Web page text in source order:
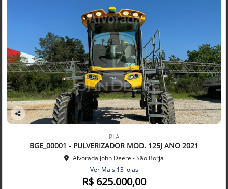
Co
PLA
BGE_00001 - PULVERIZADOR MOD. 125J ANO 2021
Alvorada John Deere - São Borja
Ver Mais 13 lojas
R$ 625.000,00